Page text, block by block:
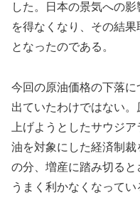
した。日本の景気への
を得なくなり、その結
となったのである。
今回の原油価格の下落
出ていたわけではない
上げようとしたサウジ
油を対象にした経済制
の分、増産に踏み切る
うまく利かなくなってい